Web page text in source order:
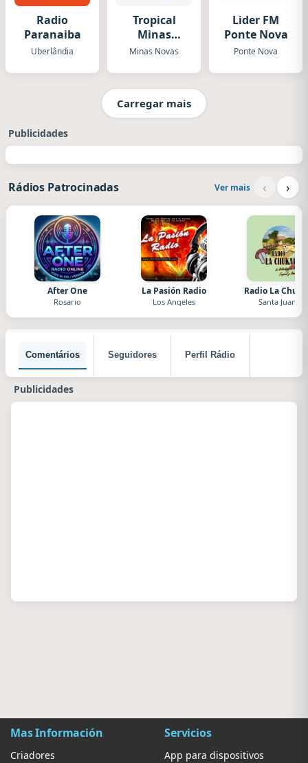
Radio
Paranaiba
Uberlândia
Tropical
Minas
Novas
Minas Novas
Lider FM
Ponte Nova
Ponte Nova
Carregar mais
Publicidades
Rádios Patrocinadas Ver mais ‹ ›
After One
Rosario
La Pasión Radio
Los Angeles
Radio La
Santa Juana
Comentários Seguidores Perfil Rádio
Publicidades
Mas Información
Criadores
Servicios
App para dispositivos